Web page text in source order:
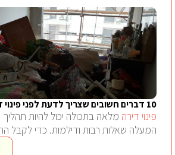
10 דברים חשובים שצריך לדעת לפני פינוי דירה מלאה
פינוי דירה מלאה בתכולה יכול להיות
המעלה שאלות רבות ודילמות. כדי לקבל